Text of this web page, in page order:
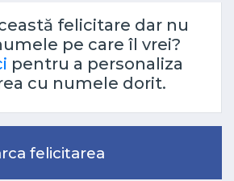
felicitare dar nu
pe care îl vrei?
pentru a personaliza
cu numele dorit.
felicitarea